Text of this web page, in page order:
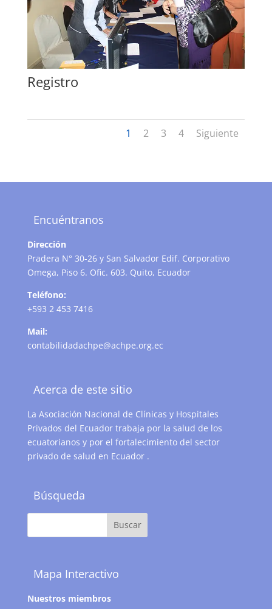
Registro
1 2 3 4 Siguiente
Encuéntranos
Dirección
Pradera N° 30-26 y San Salvador Edif. Corporativo
Omega, Piso 6. Ofic. 603. Quito, Ecuador
Teléfono:
+593 2 453 7416
Mail:
contabilidadachpe@achpe.org.ec
Acerca de este sitio
La Asociación Nacional de Clínicas y Hospitales
Privados del Ecuador trabaja por la salud de los
ecuatorianos y por el fortalecimiento del sector
privado de salud en Ecuador .
Búsqueda
Mapa Interactivo
Nuestros miembros